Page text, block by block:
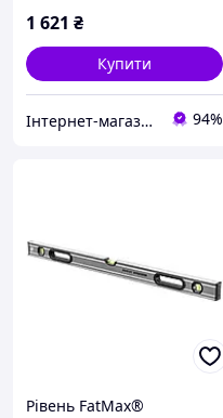
1 621 ₴
Купити
Інтернет-магазин будівельних інструментів та садової техніки VolynTools 94%
Рівень FatMax®